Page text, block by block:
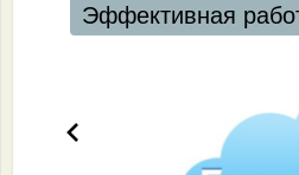
Эффективная